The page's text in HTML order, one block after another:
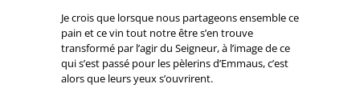
Je crois que lorsque nous partageons ensemble ce
pain et ce vin tout notre être s’en trouve
transformé par l’agir du Seigneur, à l’image de ce
qui s’est passé pour les pèlerins d’Emmaus, c’est
alors que leurs yeux s’ouvrirent.